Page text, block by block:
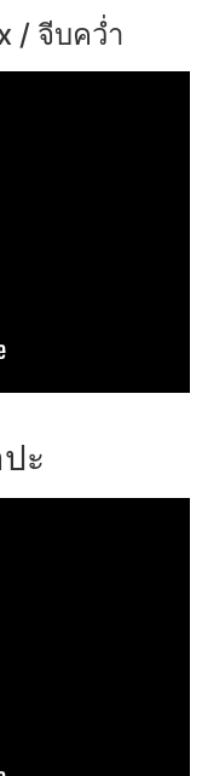
/ จีบคว่ำ
ะ